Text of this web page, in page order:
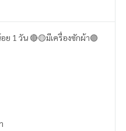
1 วัน 🔴🟡มีเครื่องซักผ้า🟣